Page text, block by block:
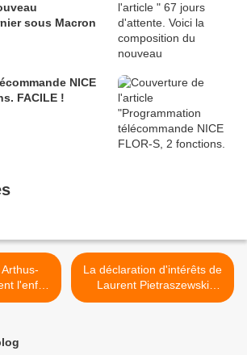
sous Macron
NICE
FACILE !
l'enfer
les
La déclaration d'intérêts de
Laurent Pietraszewski
nouveau Monsieur retraite